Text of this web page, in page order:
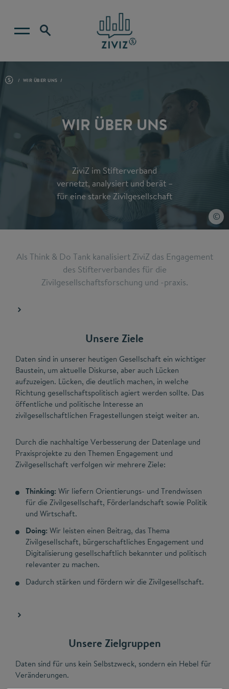
WIR ÜBER UNS
WIR ÜBER UNS
ZiviZ im Stifterverband
vernetzt, analysiert und berät –
für eine starke Zivilgesellschaft
Als Think & Do Tank kanalisiert ZiviZ das Engagement
des Stifterverbandes für die
Zivilgesellschaftsforschung und -praxis.
Unsere Ziele
Daten sind in unserer heutigen Gesellschaft ein wichtiger
Baustein, um aktuelle Diskurse, aber auch Lücken
aufzuzeigen. Lücken, die deutlich machen, in welche
Richtung gesellschaftspolitisch agiert werden sollte. Das
öffentliche und politische Interesse an
zivilgesellschaftlichen Fragestellungen steigt weiter an.
Durch die nachhaltige Verbesserung der Datenlage und
Praxisprojekte zu den Themen Engagement und
Zivilgesellschaft verfolgen wir mehrere Ziele:
Thinking: Wir liefern Orientierungs- und Trendwissen
für die Zivilgesellschaft, Förderlandschaft sowie Politik
und Wirtschaft.
Doing: Wir leisten einen Beitrag, das Thema
Zivilgesellschaft, bürgerschaftliches Engagement und
Digitalisierung gesellschaftlich bekannter und politisch
relevanter zu machen.
Dadurch stärken und fördern wir die Zivilgesellschaft.
Unsere Zielgruppen
Daten sind für uns kein Selbstzweck, sondern ein Hebel für
Veränderungen.